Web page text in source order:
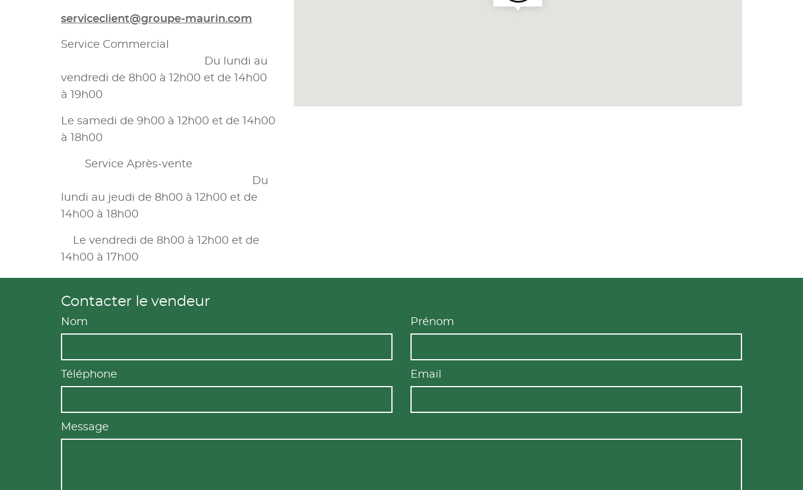
serviceclient@groupe-maurin.com
Service Commercial
Du lundi au
vendredi de 8h00 à 12h00 et de 14h00
à 19h00
Le samedi de 9h00 à 12h00 et de 14h00
à 18h00
Service Après-vente
Du
lundi au jeudi de 8h00 à 12h00 et de
14h00 à 18h00
Le vendredi de 8h00 à 12h00 et de
14h00 à 17h00
Contacter le vendeur
Nom Prénom
Téléphone Email
Message